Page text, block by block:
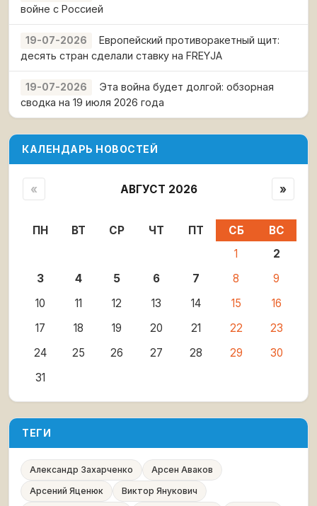
войне с Россией
19-07-2026
Европейский противоракетный щит:
десять стран сделали ставку на FREYJA
19-07-2026
Эта война будет долгой: обзорная
сводка на 19 июля 2026 года
КАЛЕНДАРЬ НОВОСТЕЙ
« АВГУСТ 2026 »
ПН ВТ СР ЧТ ПТ СБ
ВС
1
2
3
4 5 6 7 8
9
10
11 12 13 14 15
16
17
18 19 20 21 22
23
24
25 26 27 28 29
30
31
ТЕГИ
Александр Захарченко
Арсен Аваков
Арсений Яценюк
Виктор Янукович